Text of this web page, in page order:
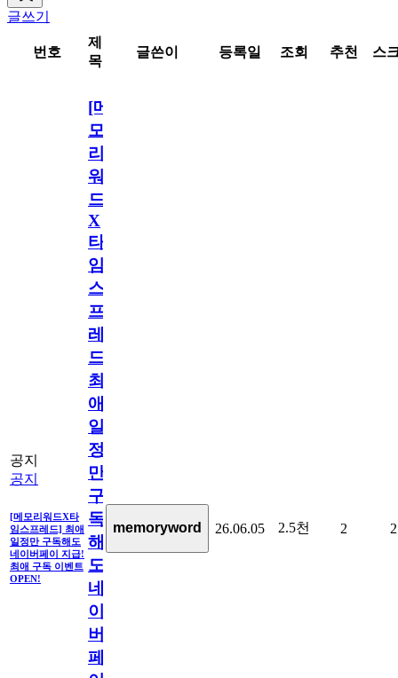
글쓰기
번호
제
목
글쓴이 등록일 조회 추천 스
공지
공지
[메모리워드X타
임스프레드] 최애
일정만 구독해도
네이버페이 지급!
최애 구독 이벤트
OPEN!
[메
모
리
워
드
X
타
임
스
프
레
드]
최
애
일
정
만
구
독
해
도
네
이
버
페
memoryword 26.06.05 2.5천 2 2